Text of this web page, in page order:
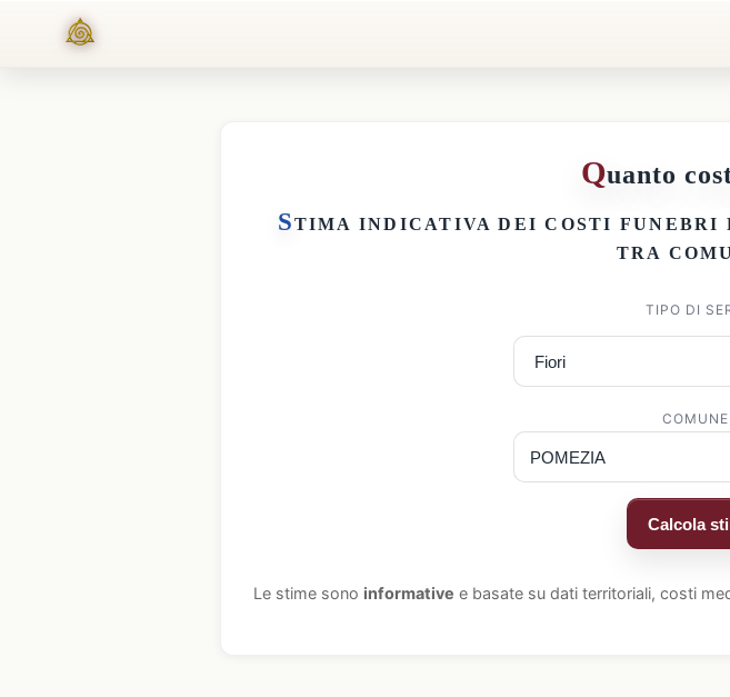
Quanto
STIMA INDICATIVA DEICOSTI FUNEBRI
TRA
TIPO DI
Calcola
Le stime sono informative e basate su dati territoriali, costi